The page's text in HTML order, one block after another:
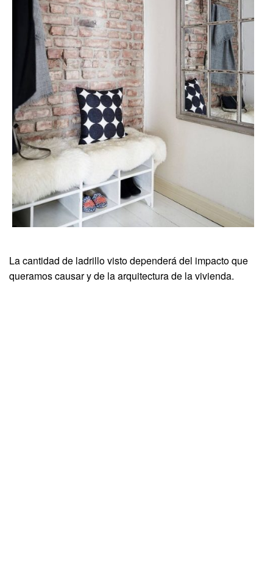
La cantidad de ladrillo visto dependerá del impacto que
queramos causar y de la arquitectura de la vivienda.